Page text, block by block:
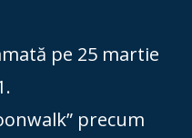
pe 25 martie
precum